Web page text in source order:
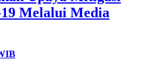
Melalui Media